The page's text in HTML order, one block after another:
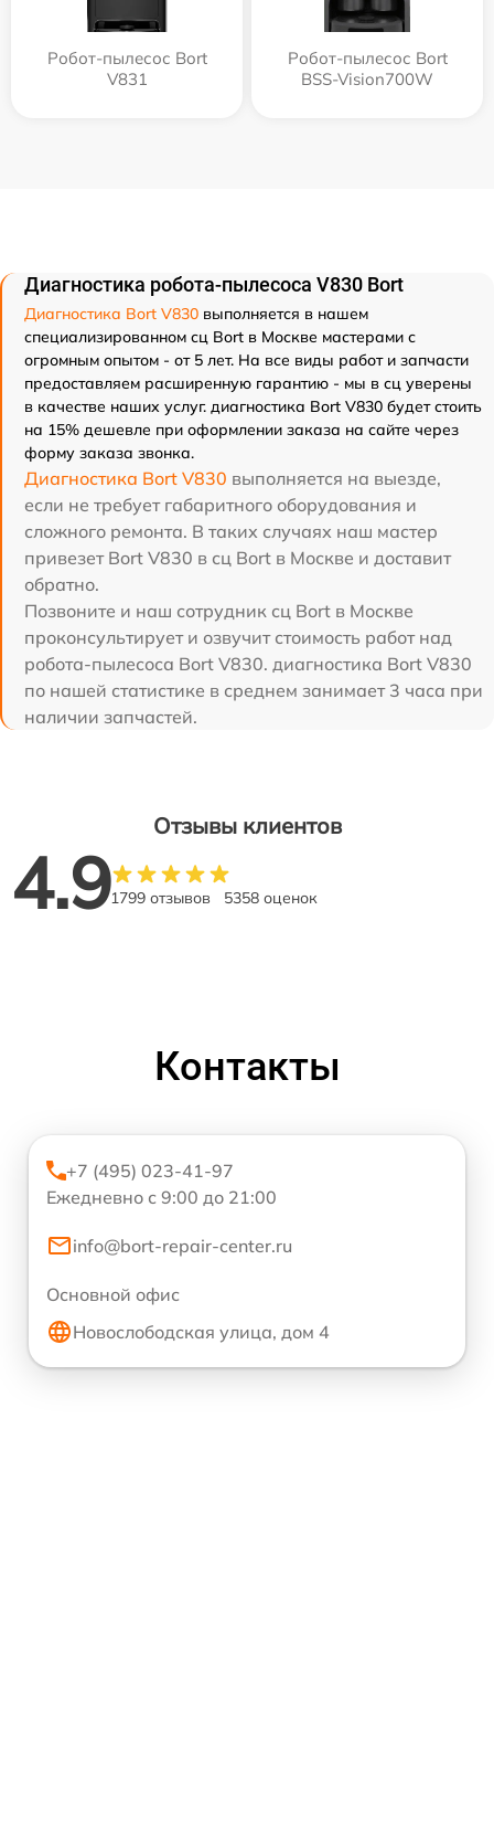
Робот-пылесос Bort
V831
Робот-пылесос Bort
BSS-Vision700W
Диагностика робота-пылесоса V830 Bort
Диагностика Bort V830 выполняется в нашем
специализированном сц Bort в Москве мастерами с
огромным опытом - от 5 лет. На все виды работ и запчасти
предоставляем расширенную гарантию - мы в сц уверены
в качестве наших услуг. диагностика Bort V830 будет стоить
на 15% дешевле при оформлении заказа на сайте через
форму заказа звонка.
Диагностика Bort V830 выполняется на выезде,
если не требует габаритного оборудования и
сложного ремонта. В таких случаях наш мастер
привезет Bort V830 в сц Bort в Москве и доставит
обратно.
Позвоните и наш сотрудник сц Bort в Москве
проконсультирует и озвучит стоимость работ над
робота-пылесоса Bort V830. диагностика Bort V830
по нашей статистике в среднем занимает 3 часа при
наличии запчастей.
Отзывы клиентов
4.91799 отзывов 5358 оценок
Контакты
+7 (495) 023-41-97
Ежедневно с 9:00 до 21:00
info@bort-repair-center.ru
Основной офис
Новослободская улица, дом 4